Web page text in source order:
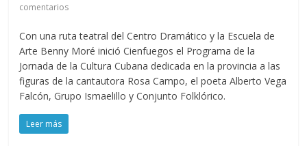
comentarios
Con una ruta teatral del Centro Dramático y la Escuela de
Arte Benny Moré inició Cienfuegos el Programa de la
Jornada de la Cultura Cubana dedicada en la provincia a las
figuras de la cantautora Rosa Campo, el poeta Alberto Vega
Falcón, Grupo Ismaelillo y Conjunto Folklórico.
Leer más